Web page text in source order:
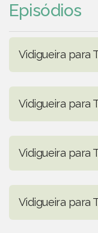
Episódios
Vidigueira para
Vidigueira para
Vidigueira para
Vidigueira para